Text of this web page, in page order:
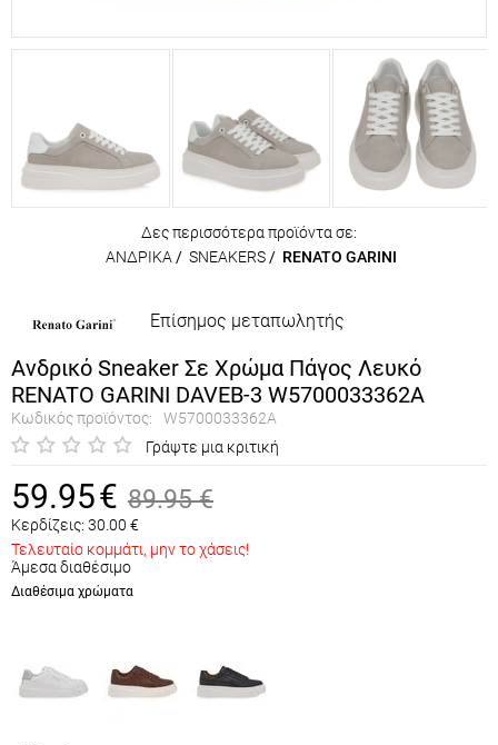
Δες περισσότερα προϊόντα σε:
ΑΝΔΡΙΚΑ / SNEAKERS/ RENATO GARINI
Επίσημος μεταπωλητής
Ανδρικό Sneaker Σε Χρώμα Πάγος Λευκό
RENATO GARINI DAVEB-3 W5700033362A
Κωδικός προϊόντος:
W5700033362A
Γράψτε μια κριτική
59.95€ 89.95 €
Κερδίζεις: 30.00 €
Τελευταίο κομμάτι, μην το χάσεις!
Άμεσα διαθέσιμο
Διαθέσιμα χρώματα